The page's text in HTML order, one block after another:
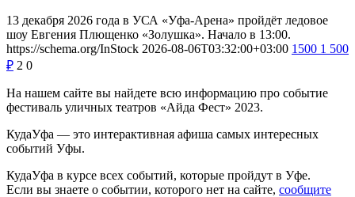
13 декабря 2026 года в УСА «Уфа-Арена» пройдёт ледовое
шоу Евгения Плющенко «Золушка». Начало в 13:00.
https://schema.org/InStock 2026-08-06T03:32:00+03:00 1500 1 500
₽ 2 0
На нашем сайте вы найдете всю информацию про событие
фестиваль уличных театров «Айда Фест» 2023.
КудаУфа — это интерактивная афиша самых интересных
событий Уфы.
КудаУфа в курсе всех событий, которые пройдут в Уфе.
Если вы знаете о событии, которого нет на сайте, сообщите